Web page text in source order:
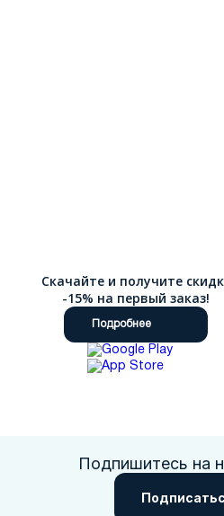
Скачайте и получите
-15% на первый заказ!
Подробнее
Подпишитесь на